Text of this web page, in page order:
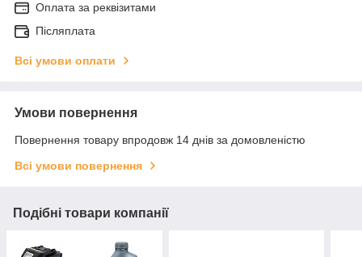
Оплата за реквізитами
Післяплата
Всі умови оплати
Умови повернення
Повернення товару впродовж 14 днів за домовленістю
Всі умови повернення
Подібні товари компанії